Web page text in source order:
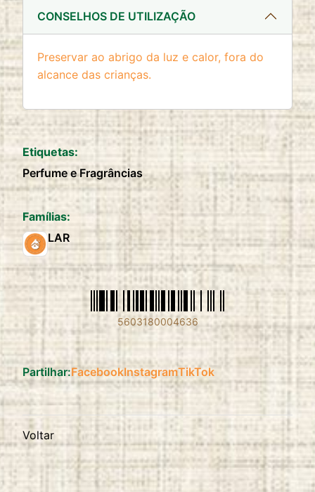
CONSELHOS DE UTILIZAÇÃO
Preservar ao abrigo da luz e calor, fora do
alcance das crianças.
Etiquetas:
Perfume e Fragrâncias
Famílias:
LAR
5603180004636
Partilhar:FacebookInstagramTikTok
Voltar